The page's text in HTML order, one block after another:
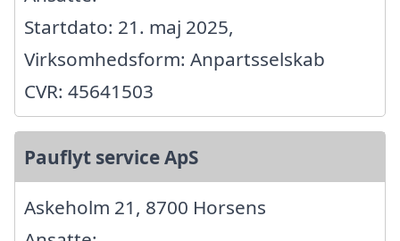
Startdato: 21. maj 2025,
Virksomhedsform: Anpartsselskab
CVR: 45641503
Pauflyt service ApS
Askeholm 21, 8700 Horsens